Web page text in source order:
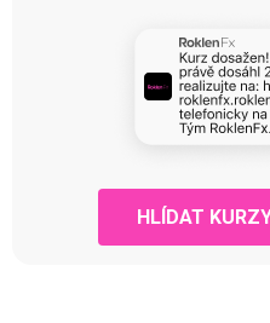
HLÍDAT